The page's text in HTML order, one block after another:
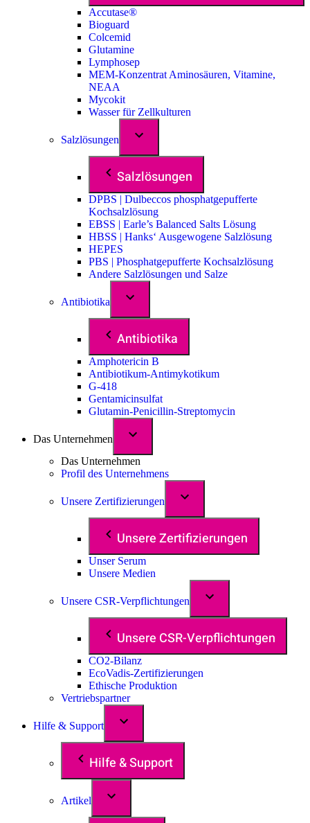
Accutase®
Bioguard
Colcemid
Glutamine
Lymphosep
MEM-Konzentrat Aminosäuren, Vitamine,
NEAA
Mycokit
Wasser für Zellkulturen
Salzlösungen
Salzlösungen
DPBS | Dulbeccos phosphatgepufferte
Kochsalzlösung
EBSS | Earle’s Balanced Salts Lösung
HBSS | Hanks‘ Ausgewogene Salzlösung
HEPES
PBS | Phosphatgepufferte Kochsalzlösung
Andere Salzlösungen und Salze
Antibiotika
Antibiotika
Amphotericin B
Antibiotikum-Antimykotikum
G-418
Gentamicinsulfat
Glutamin-Penicillin-Streptomycin
Das Unternehmen
Das Unternehmen
Profil des Unternehmens
Unsere Zertifizierungen
Unsere Zertifizierungen
Unser Serum
Unsere Medien
Unsere CSR-Verpflichtungen
Unsere CSR-Verpflichtungen
CO2-Bilanz
EcoVadis-Zertifizierungen
Ethische Produktion
Vertriebspartner
Hilfe & Support
Hilfe & Support
Artikel